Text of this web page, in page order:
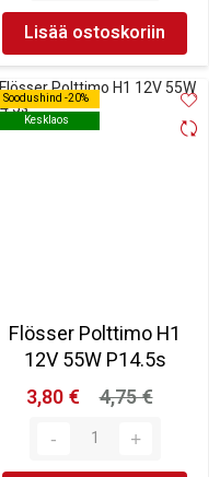
Lisää ostoskoriin
Soodushind -20%
Kesklaos
Soodushind -20%
Kesklaos
Flösser Polttimo H1
12V 55W P14.5s
3,80 €
4,75 €